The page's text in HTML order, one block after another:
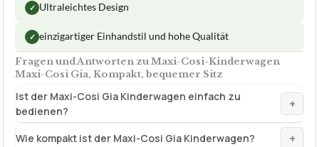
✓ Ultraleichtes Design
✓ einzigartiger Einhandstil und hohe Qualität
Fragen und Antworten zu Maxi-Cosi-Kinderwagen
Maxi-Cosi Gia, Kompakt, bequemer Sitz
Ist der Maxi-Cosi Gia Kinderwagen einfach zu
bedienen?
+
Wie kompakt ist der Maxi-Cosi Gia Kinderwagen? +